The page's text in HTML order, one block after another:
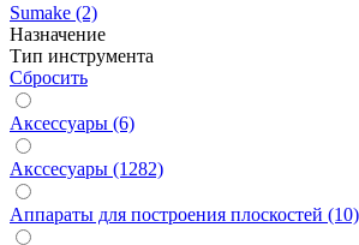
Sumake (2)
Назначение
Тип инструмента
Сбросить
Аксессуары (6)
Акссесуары (1282)
Аппараты для построения плоскостей (10)